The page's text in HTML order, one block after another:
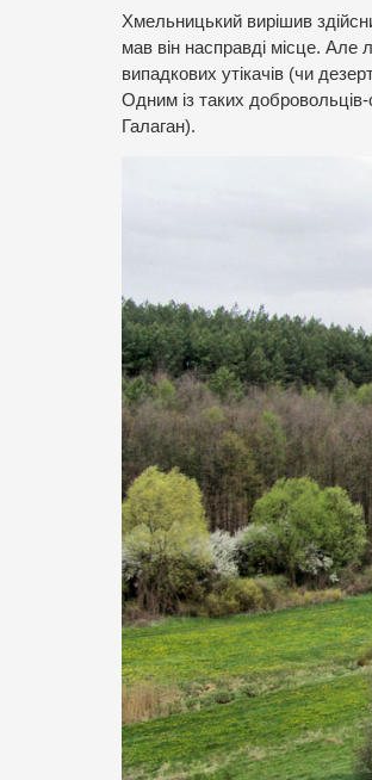
Хмельницький вирішив
мав він насправді місце. Але
випадкових утікачів (чи
Одним із таких
Галаган).